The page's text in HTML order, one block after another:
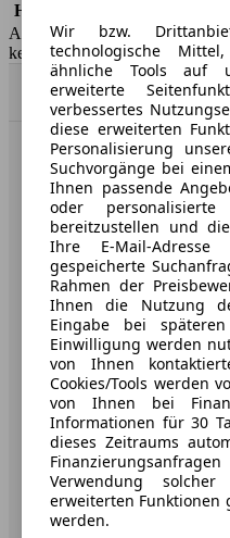
HSN/TSN
AutoScout24 GmbH
keine Gewähr.
AutoScout24:
Unternehmen
Über AutoScout24
Presse
Karriere
Werbung
AGB
Datenschutz
Impressum
Erklärung zur
Wir bzw.
technologische
ähnliche Tools auf
erweiterte
verbessertes
diese erweiterten
Personalisierung
Suchvorgänge bei
Ihnen passende
oder
bereitzustellen und
Ihre E-Mail-
gespeicherte
Rahmen der
Ihnen die Nutzung
Eingabe bei
Einwilligung werden
von Ihnen
Cookies/Tools werden
von Ihnen bei
Informationen für 30
dieses Zeitraums
Verwendung solcher
erweiterten Funktionen
werden.